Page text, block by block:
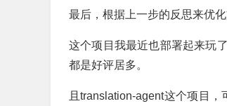
最后，根据上一步的反思来优化
这个项目我最近也部署起来玩
都是好评居多。
且translation-agent这个项目